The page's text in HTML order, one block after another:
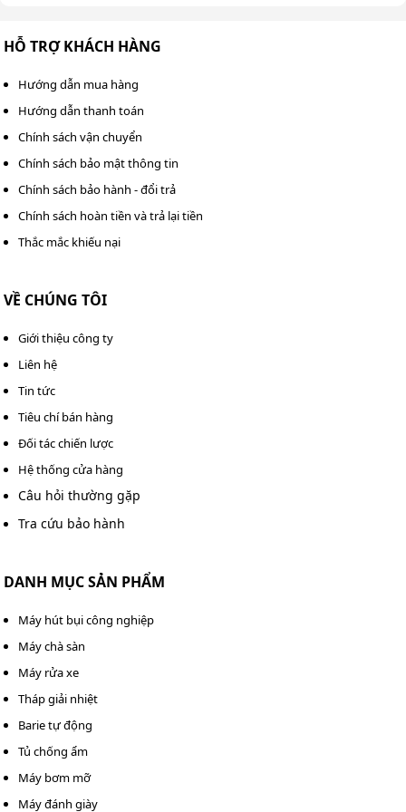
HỖ TRỢ KHÁCH HÀNG
Hướng dẫn mua hàng
Hướng dẫn thanh toán
Chính sách vận chuyển
Chính sách bảo mật thông tin
Chính sách bảo hành - đổi trả
Chính sách hoàn tiền và trả lại tiền
Thắc mắc khiếu nại
VỀ CHÚNG TÔI
Giới thiệu công ty
Liên hệ
Tin tức
Tiêu chí bán hàng
Đối tác chiến lược
Hệ thống cửa hàng
Câu hỏi thường gặp
Tra cứu bảo hành
DANH MỤC SẢN PHẨM
Máy hút bụi công nghiệp
Máy chà sàn
Máy rửa xe
Tháp giải nhiệt
Barie tự động
Tủ chống ẩm
Máy bơm mỡ
Máy đánh giày